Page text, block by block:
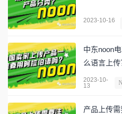
2023-10-16
中东noon
么语言上传
2023-10-
13
产品上传